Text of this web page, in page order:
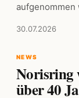
aufgenommen
30.07.2026
NEWS
Norisring
über 40